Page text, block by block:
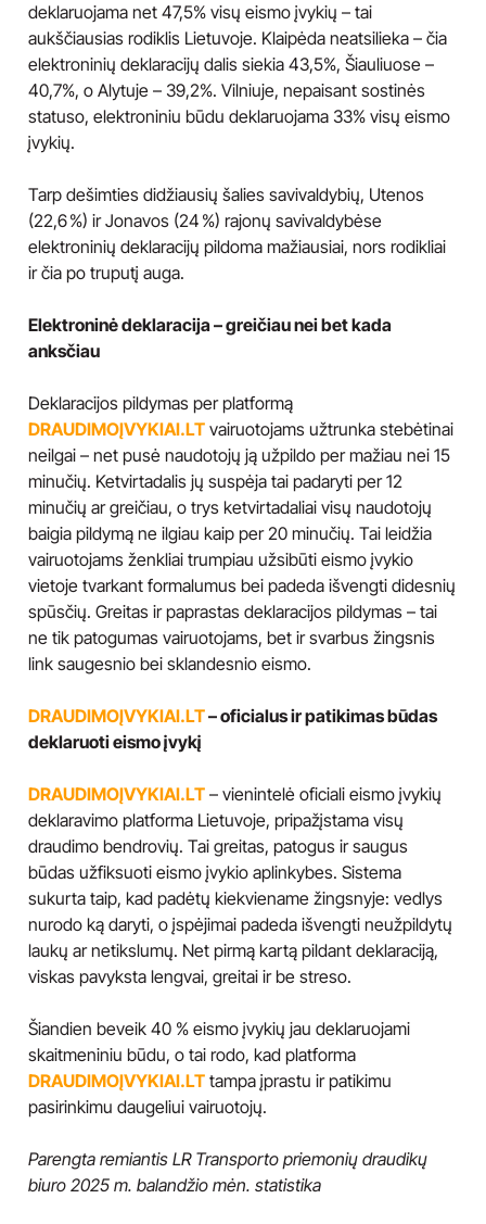
deklaruojama net 47,5% visų eismo įvykių – tai
aukščiausias rodiklis Lietuvoje. Klaipėda neatsilieka – čia
elektroninių deklaracijų dalis siekia 43,5%, Šiauliuose –
40,7%, o Alytuje – 39,2%. Vilniuje, nepaisant sostinės
statuso, elektroniniu būdu deklaruojama 33% visų eismo
įvykių.
Tarp dešimties didžiausių šalies savivaldybių, Utenos
(22,6 %) ir Jonavos (24 %) rajonų savivaldybėse
elektroninių deklaracijų pildoma mažiausiai, nors rodikliai
ir čia po truputį auga.
Elektroninė deklaracija – greičiau nei bet kada
anksčiau
Deklaracijos pildymas per platformą
DRAUDIMOĮVYKIAI.LT vairuotojams užtrunka stebėtinai
neilgai – net pusė naudotojų ją užpildo per mažiau nei 15
minučių. Ketvirtadalis jų suspėja tai padaryti per 12
minučių ar greičiau, o trys ketvirtadaliai visų naudotojų
baigia pildymą ne ilgiau kaip per 20 minučių. Tai leidžia
vairuotojams ženkliai trumpiau užsibūti eismo įvykio
vietoje tvarkant formalumus bei padeda išvengti didesnių
spūsčių. Greitas ir paprastas deklaracijos pildymas – tai
ne tik patogumas vairuotojams, bet ir svarbus žingsnis
link saugesnio bei sklandesnio eismo.
DRAUDIMOĮVYKIAI.LT– oficialus ir patikimas būdas
deklaruoti eismo įvykį
DRAUDIMOĮVYKIAI.LT – vienintelė oficiali eismo įvykių
deklaravimo platforma Lietuvoje, pripažįstama visų
draudimo bendrovių. Tai greitas, patogus ir saugus
būdas užfiksuoti eismo įvykio aplinkybes. Sistema
sukurta taip, kad padėtų kiekviename žingsnyje: vedlys
nurodo ką daryti, o įspėjimai padeda išvengti neužpildytų
laukų ar netikslumų. Net pirmą kartą pildant deklaraciją,
viskas pavyksta lengvai, greitai ir be streso.
Šiandien beveik 40 % eismo įvykių jau deklaruojami
skaitmeniniu būdu, o tai rodo, kad platforma
DRAUDIMOĮVYKIAI.LT tampa įprastu ir patikimu
pasirinkimu daugeliui vairuotojų.
Parengta remiantis LR Transporto priemonių draudikų
biuro 2025 m. balandžio mėn. statistika